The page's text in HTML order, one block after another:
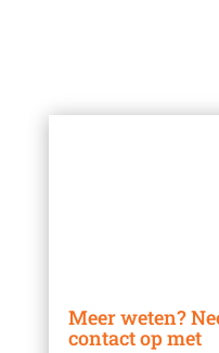
Meer weten?
contact op met